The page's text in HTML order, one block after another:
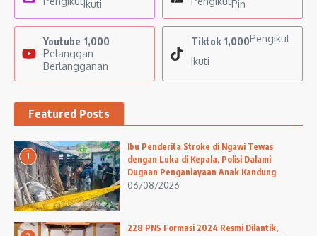
Ikuti Pin
Youtube 1,000
Pelanggan
Berlangganan
Tiktok 1,000Pengikut
Ikuti
Featured Posts
1
Ibu Penderita Stroke di Ngawi Tewas
dengan Luka di Kepala, Polisi Dalami
Dugaan Penganiayaan Anak Kandung
06/08/2026
228 PNS Formasi 2024 Resmi Dilantik,